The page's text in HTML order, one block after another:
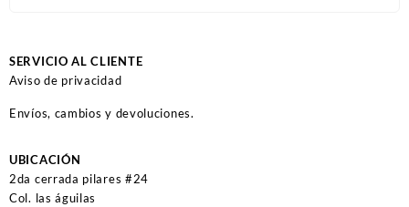
SERVICIO AL CLIENTE
Aviso de privacidad
Envíos, cambios y devoluciones.
UBICACIÓN
2da cerrada pilares #24
Col. las águilas